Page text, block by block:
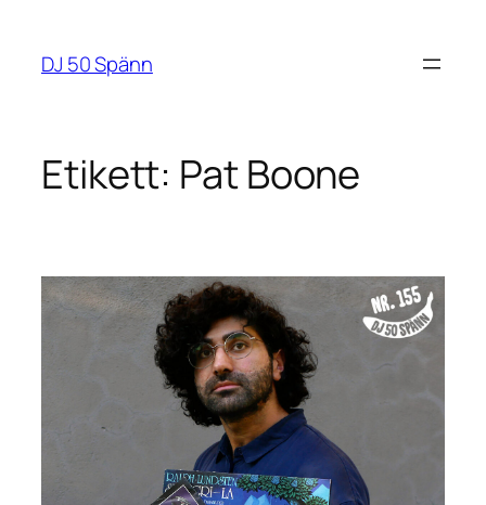
innehåll
DJ 50 Spänn
Etikett: Pat Boone